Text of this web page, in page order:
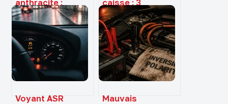
anthracite :
choisir, entretenir
et sublimer la
teinte de
référence
caisse : 3
méthodes pour
valider votre
contrôle
technique
Voyant ASR
Mauvais